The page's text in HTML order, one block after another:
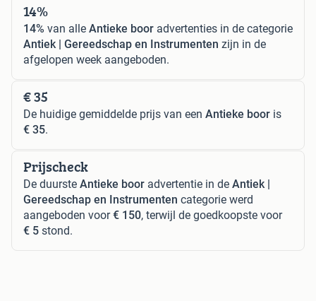
14%
14% van alle Antieke boor advertenties in de categorie
Antiek | Gereedschap en Instrumenten zijn in de
afgelopen week aangeboden.
€ 35
De huidige gemiddelde prijs van een Antieke boor is
€ 35.
Prijscheck
De duurste Antieke boor advertentie in de Antiek |
Gereedschap en Instrumenten categorie werd
aangeboden voor€ 150, terwijl de goedkoopste voor
€ 5 stond.